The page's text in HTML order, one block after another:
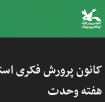
کانون پرورش فکری
هفته وحدت